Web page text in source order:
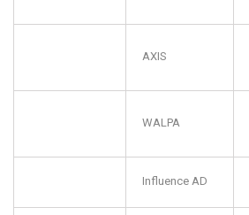
AXIS
WALPA
Influence AD